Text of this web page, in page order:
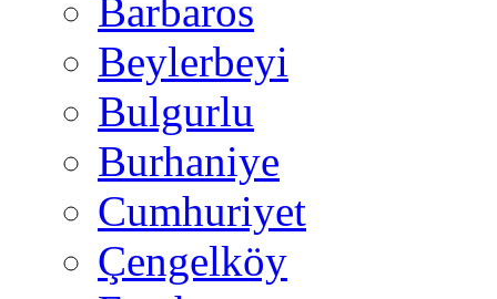
Barbaros
Beylerbeyi
Bulgurlu
Burhaniye
Cumhuriyet
Çengelköy